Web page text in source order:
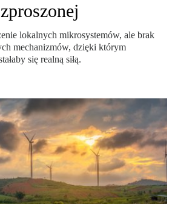
lokalnych mikrosystemów, ale brak
mechanizmów, dzięki którym
się realną siłą.